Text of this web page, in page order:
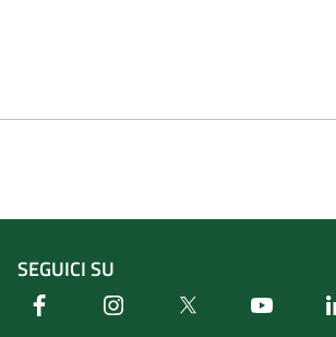
SEGUICI SU
Facebook Instagram Twitter Youtube